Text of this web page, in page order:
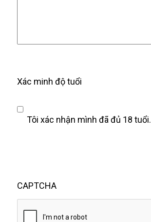
Xác minh độ tuổi
Tôi xác nhận mình đã đủ 18 tuổi.
CAPTCHA